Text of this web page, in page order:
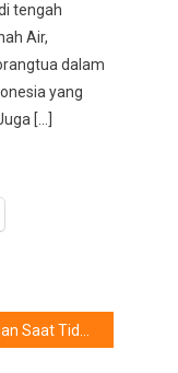
tengah
Air,
dalam
yang
[…]
Peluk Pasangan Saat Tidur Banyak Manfaatnya